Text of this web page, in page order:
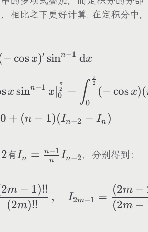
相比之下更好计算. 在定积分中
− cos x)′ sinn−1 dx
x sinn−1 x∣0
2
π
− ∫0
2
π
(− cosx)(
0 + (n − 1)(In−2 − In )
2有I_n=\frac{n-
In = n
n−1 In−2 ，分别得到：
(2m)!!
2m − 1)!!
, I2m−1 =
(2m −
(2m −